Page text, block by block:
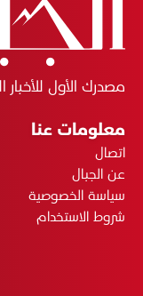
مصدرك الأول للأخبار
معلومات عنا
اتصال
عن الجبال
سياسة الخصوصية
شروط الاستخدام